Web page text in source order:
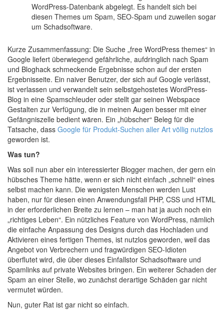
WordPress-Datenbank abgelegt. Es handelt sich bei
diesen Themes um Spam, SEO-Spam und zuweilen sogar
um Schadsoftware.
Kurze Zusammenfassung: Die Suche „free WordPress themes“ in
Google liefert überwiegend gefährliche, aufdringlich nach Spam
und Bloghack schmeckende Ergebnisse schon auf der ersten
Ergebnisseite. Ein naiver Benutzer, der sich auf Google verlässt,
ist verlassen und verwandelt sein selbstgehostetes WordPress-
Blog in eine Spamschleuder oder stellt gar seinen Webspace
Gestalten zur Verfügung, die in meinen Augen besser mit einer
Gefängniszelle bedient wären. Ein „hübscher“ Beleg für die
Tatsache, dass Google für Produkt-Suchen aller Art völlig nutzlos
geworden ist.
Was tun?
Was soll nun aber ein interessierter Blogger machen, der gern ein
hübsches Theme hätte, wenn er sich nicht einfach „schnell“ eines
selbst machen kann. Die wenigsten Menschen werden Lust
haben, nur für diesen einen Anwendungsfall PHP, CSS und HTML
in der erforderlichen Breite zu lernen – man hat ja auch noch ein
„richtiges Leben“. Ein nützliches Feature von WordPress, nämlich
die einfache Anpassung des Designs durch das Hochladen und
Aktivieren eines fertigen Themes, ist nutzlos geworden, weil das
Angebot von Verbrechern und fragwürdigen SEO-Idioten
überflutet wird, die über dieses Einfallstor Schadsoftware und
Spamlinks auf private Websites bringen. Ein weiterer Schaden der
Spam an einer Stelle, wo zunächst derartige Schäden gar nicht
vermutet würden.
Nun, guter Rat ist gar nicht so einfach.